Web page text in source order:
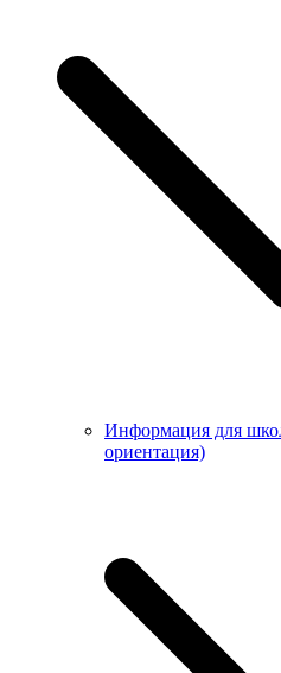
Информация для
ориентация)